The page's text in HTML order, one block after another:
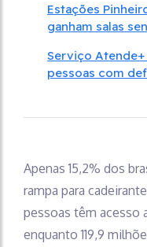
Estações
ganham salas
Serviço
pessoas com
Apenas 15,2% dos
rampa para
pessoas têm acesso
enquanto 119,9